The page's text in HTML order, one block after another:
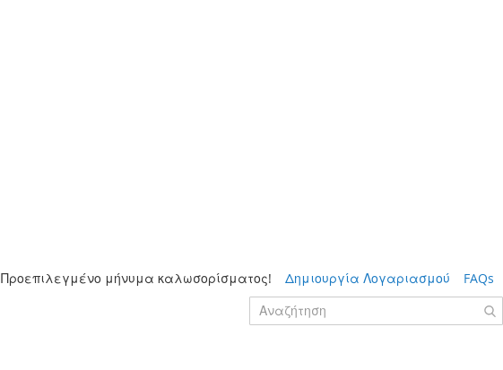
Προεπιλεγμένο μήνυμα καλωσορίσματος! Δημιουργία Λογαριασμού FAQs